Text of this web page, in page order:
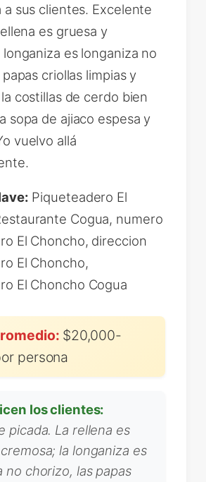
a sus clientes. Excelente
es gruesa y
es longaniza no
criollas limpias y
costillas de cerdo bien
sopa de ajiaco espesa y
vuelvo allá
Piqueteadero El
Cogua, numero
El Choncho, direccion
El Choncho,
El Choncho Cogua
$20,000-
persona
los clientes:
picada. La rellena es
la longaniza es
no chorizo, las papas